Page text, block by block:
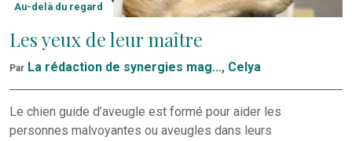
Au-delà du regard
Les yeux de leur maître
Par La rédaction de synergies mag..., Celya
Le chien guide d’aveugle est formé pour aider les
personnes malvoyantes ou aveugles dans leurs